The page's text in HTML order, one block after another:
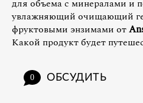
для объема с минералами и
увлажняющий очищающий
фруктовыми энзимами от
Какой продукт будет
0 ОБСУДИТЬ